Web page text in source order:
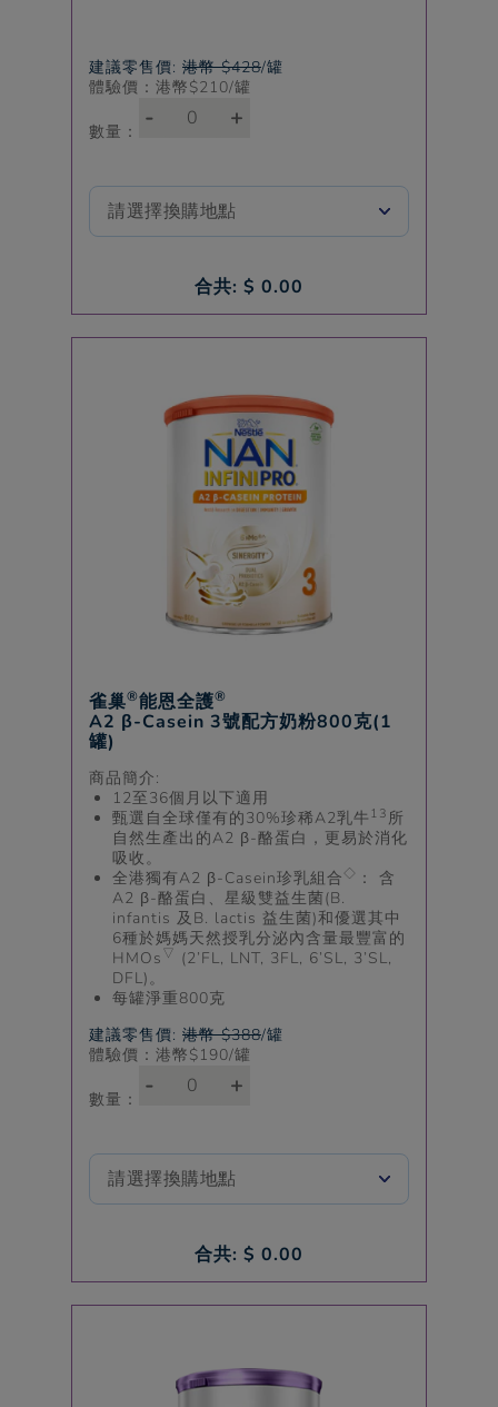
建議零售價: 港幣 $428/罐
體驗價：港幣$210/罐
數量： - +
合共: $ 0.00
雀巢®能恩全護®
A2 β-Casein 3號配方奶粉800克(1
罐)
商品簡介:
12至36個月以下適用
甄選自全球僅有的30%珍稀A2乳牛 13 所
自然生產出的A2 β-酪蛋白，更易於消化
吸收。
全港獨有A2 β-Casein珍乳組合 ◇ ： 含
A2 β-酪蛋白、星級雙益生菌(B.
infantis 及B. lactis 益生菌)和優選其中
6種於媽媽天然授乳分泌內含量最豐富的
HMOs ▽ (2’FL, LNT, 3FL, 6’SL, 3’SL,
DFL)。
每罐淨重800克
建議零售價: 港幣 $388/罐
體驗價：港幣$190/罐
數量： - +
合共: $ 0.00